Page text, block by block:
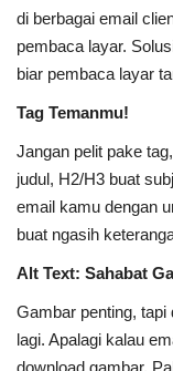
di berbagai email
pembaca layar.
biar pembaca layar
Tag Temanmu!
Jangan pelit pake
judul, H2/H3 buat
email kamu dengan
buat ngasih
Alt Text: Sahabat
Gambar penting,
lagi. Apalagi kalau